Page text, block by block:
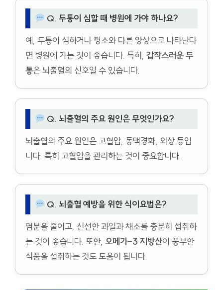
Q. 두통이 심할 때 병원에 가야 하나요?
예, 두통이 심하거나 평소와 다른 양상으로 나타난다
면 병원에 가는 것이 좋습니다. 특히, 갑작스러운 두
통은 뇌출혈의 신호일 수 있습니다.
Q. 뇌출혈의 주요 원인은 무엇인가요?
뇌출혈의 주요 원인은 고혈압, 동맥경화, 외상 등입
니다. 특히 고혈압을 관리하는 것이 중요합니다.
Q. 뇌출혈 예방을 위한 식이요법은?
염분을 줄이고, 신선한 과일과 채소를 충분히 섭취하
는 것이 좋습니다. 또한, 오메가-3 지방산이 풍부한
식품을 섭취하는 것도 도움이 됩니다.